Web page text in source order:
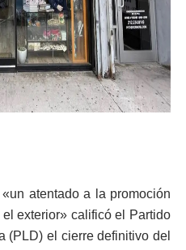
atentado a la promoción
exterior» calificó el Partido
(PLD) el cierre definitivo del